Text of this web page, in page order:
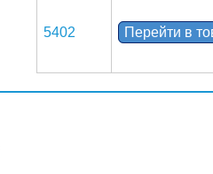
5402 Перейти в